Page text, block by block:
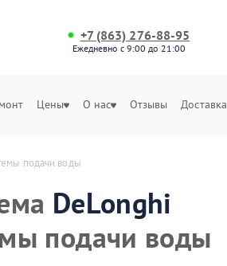
+7 (863) 276-88-95
Ежедневно с 9:00 до 21:00
Цены О нас Отзывы Доставка
подачи воды
DeLonghi
подачи воды